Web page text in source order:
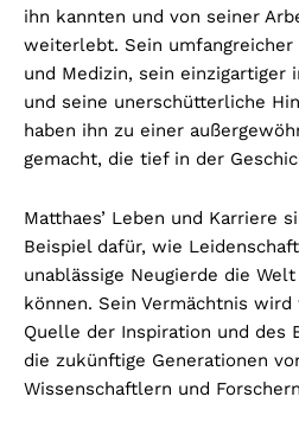
ihn kannten und von seiner
weiterlebt. Sein umfangreicher
und Medizin, sein einzigartiger
und seine unerschütterliche
haben ihn zu einer
gemacht, die tief in der
Matthaes’ Leben und Karriere
Beispiel dafür, wie
unablässige Neugierde die
können. Sein Vermächtnis
Quelle der Inspiration und des
die zukünftige Generationen
Wissenschaftlern und